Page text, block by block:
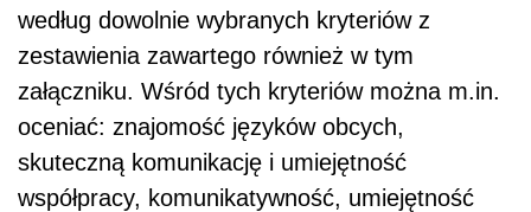
według dowolnie wybranych kryteriów z
zestawienia zawartego również w tym
załączniku. Wśród tych kryteriów można m.in.
oceniać: znajomość języków obcych,
skuteczną komunikację i umiejętność
współpracy, komunikatywność, umiejętność